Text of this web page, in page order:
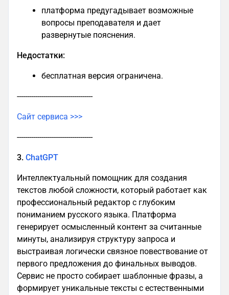
платформа предугадывает возможные
вопросы преподавателя и дает
развернутые пояснения​.
Недостатки:
бесплатная версия ограничена.
-------------------------------------
Сайт сервиса >>>
-------------------------------------
3. ChatGPT
Интеллектуальный помощник для создания
текстов любой сложности, который работает как
профессиональный редактор с глубоким
пониманием русского языка. Платформа
генерирует осмысленный контент за считанные
минуты, анализируя структуру запроса и
выстраивая логически связное повествование от
первого предложения до финальных выводов.
Сервис не просто собирает шаблонные фразы, а
формирует уникальные тексты с естественными